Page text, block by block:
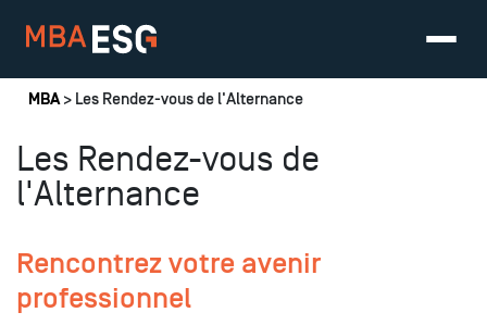
Vous êtes ici
MBA> Les Rendez-vous de l'Alternance
Les Rendez-vous de
l'Alternance
Rencontrez votre avenir
professionnel